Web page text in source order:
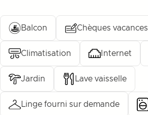
Balcon Chèques vacances
Climatisation Internet
Jardin Lave vaisselle
Linge fourni sur demande